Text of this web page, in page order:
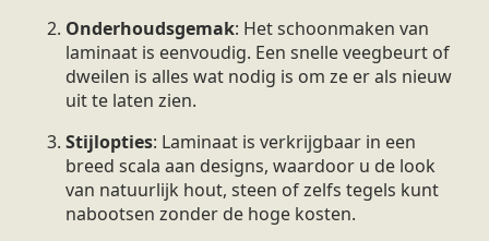
Onderhoudsgemak: Het schoonmaken van
laminaat is eenvoudig. Een snelle veegbeurt of
dweilen is alles wat nodig is om ze er als nieuw
uit te laten zien.
Stijlopties: Laminaat is verkrijgbaar in een
breed scala aan designs, waardoor u de look
van natuurlijk hout, steen of zelfs tegels kunt
nabootsen zonder de hoge kosten.